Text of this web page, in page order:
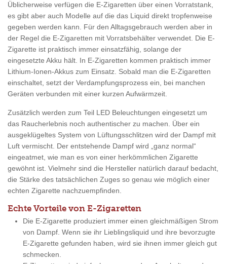
Üblicherweise verfügen die E-Zigaretten über einen Vorratstank,
es gibt aber auch Modelle auf die das Liquid direkt tropfenweise
gegeben werden kann. Für den Alltagsgebrauch werden aber in
der Regel die E-Zigaretten mit Vorratsbehälter verwendet. Die E-
Zigarette ist praktisch immer einsatzfähig, solange der
eingesetzte Akku hält. In E-Zigaretten kommen praktisch immer
Lithium-Ionen-Akkus zum Einsatz. Sobald man die E-Zigaretten
einschaltet, setzt der Verdampfungsprozess ein, bei manchen
Geräten verbunden mit einer kurzen Aufwärmzeit.
Zusätzlich werden zum Teil LED Beleuchtungen eingesetzt um
das Raucherlebnis noch authentischer zu machen. Über ein
ausgeklügeltes System von Lüftungsschlitzen wird der Dampf mit
Luft vermischt. Der entstehende Dampf wird „ganz normal“
eingeatmet, wie man es von einer herkömmlichen Zigarette
gewöhnt ist. Vielmehr sind die Hersteller natürlich darauf bedacht,
die Stärke des tatsächlichen Zuges so genau wie möglich einer
echten Zigarette nachzuempfinden.
Echte Vorteile von E-Zigaretten
Die E-Zigarette produziert immer einen gleichmäßigen Strom
von Dampf. Wenn sie ihr Lieblingsliquid und ihre bevorzugte
E-Zigarette gefunden haben, wird sie ihnen immer gleich gut
schmecken.